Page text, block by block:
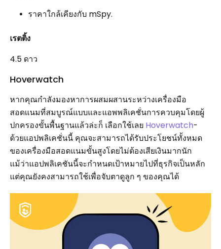
ราคาใกล้เคียงกับ mSpy.
เรตติ้ง
4.5 ดาว
Hoverwatch
หากคุณกำลังมองหาการผสมผสานระหว่างเครื่องมือ
สอดแนมที่สมบูรณ์แบบและแอพพลิเคชั่นการควบคุมโดยผู้
ปกครองขั้นพื้นฐานแล้วล่ะก็ เลือกใช้เลย Hoverwatch-
ด้วยแอปพลิเคชั่นนี้ คุณจะสามารถได้รับประโยชน์ทั้งหมด
ของเครื่องมือสอดแนมขั้นสูงโดยไม่ต้องเสียเงินมากนัก
แม้ว่าแอปพลิเคชันนี้จะกำหนดเป้าหมายไปที่ธุรกิจเป็นหลัก
แต่คุณยังคงสามารถใช้เพื่อจับตาดูลูก ๆ ของคุณได้